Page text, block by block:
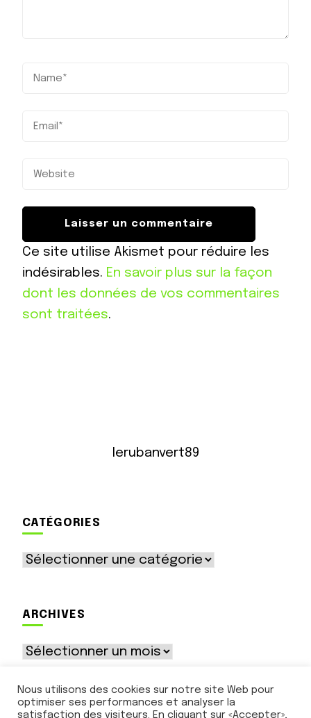
Ce site utilise Akismet pour réduire les
indésirables. En savoir plus sur la façon
dont les données de vos commentaires
sont traitées.
lerubanvert89
CATÉGORIES
Catégories
ARCHIVES
Archives
Nous utilisons des cookies sur notre site Web pour
optimiser ses performances et analyser la
satisfaction des visiteurs. En cliquant sur «Accepter»,